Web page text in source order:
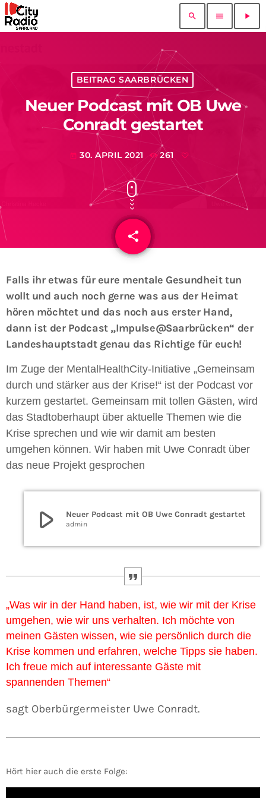
search menu play_arrow
BEITRAG SAARBRÜCKEN
Neuer Podcast mit OB Uwe
Conradt gestartet
today 30. APRIL 2021 261
share
email
Falls ihr etwas für eure mentale Gesundheit tun
wollt und auch noch gerne was aus der Heimat
hören möchtet und das noch aus erster Hand,
dann ist der Podcast „Impulse@Saarbrücken“ der
Landeshauptstadt genau das Richtige für euch!
Im Zuge der MentalHealthCity-Initiative „Gemeinsam
durch und stärker aus der Krise!“ ist der Podcast vor
kurzem gestartet. Gemeinsam mit tollen Gästen, wird
das Stadtoberhaupt über aktuelle Themen wie die
Krise sprechen und wie wir damit am besten
umgehen können. Wir haben mit Uwe Conradt über
das neue Projekt gesprochen
play_arrow Neuer Podcast mit OB Uwe Conradt gestartet
admin
„Was wir in der Hand haben, ist, wie wir mit der Krise
umgehen, wie wir uns verhalten. Ich möchte von
meinen Gästen wissen, wie sie persönlich durch die
Krise kommen und erfahren, welche Tipps sie haben.
Ich freue mich auf interessante Gäste mit
spannenden Themen“
sagt Oberbürgermeister Uwe Conradt.
Hört hier auch die erste Folge: